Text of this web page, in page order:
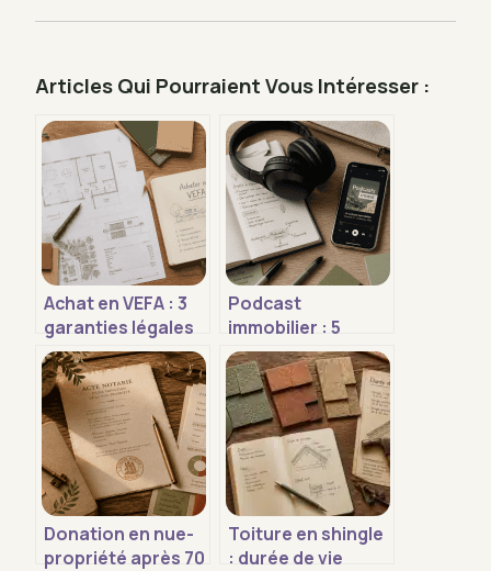
Articles Qui Pourraient Vous Intéresser :
Achat en VEFA : 3
garanties légales
et frais de notaire
réduits pour
sécuriser votre
projet immobilier
Podcast
immobilier : 5
formats pour
transformer vos
trajets en
sessions de
coaching
Donation en nue-
propriété après 70
Toiture en shingle
: durée de vie